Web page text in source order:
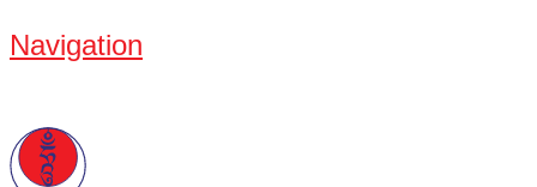
Navigation